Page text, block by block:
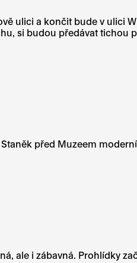
ulici a končit bude v ulici
si budou předávat
před Muzeem
ale i zábavná. Prohlídky